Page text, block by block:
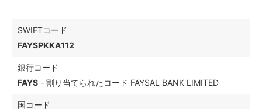
SWIFTコード
FAYSPKKA112
銀行コード
FAYS - 割り当てられたコード FAYSAL BANK LIMITED
国コード